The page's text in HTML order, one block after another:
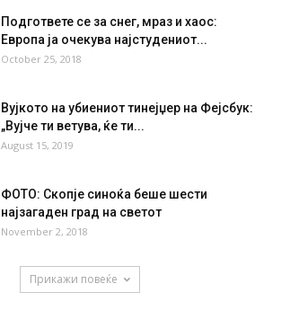
Подгответе се за снег, мраз и хаос:
Европа ја очекува најстудениот...
October 25, 2018
Вујкото на убиениот тинејџер на Фејсбук:
„Вујче ти ветува, ќе ти...
August 15, 2019
ФОТО: Скопје синоќа беше шести
најзагаден град на светот
November 2, 2018
Прикажи повеќе